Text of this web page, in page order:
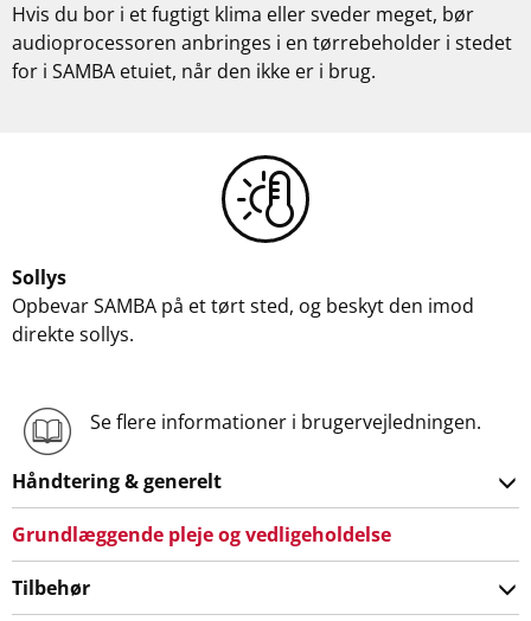
Hvis du bor i et fugtigt klima eller sveder meget, bør
audioprocessoren anbringes i en tørrebeholder i stedet
for i SAMBA etuiet, når den ikke er i brug.
Sollys
Opbevar SAMBA på et tørt sted, og beskyt den imod
direkte sollys.
Se flere informationer i brugervejledningen.
Håndtering & generelt
Grundlæggende pleje og vedligeholdelse
Tilbehør